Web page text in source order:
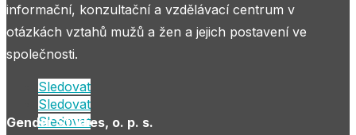
informační, konzultační a vzdělávací centrum v
otázkách vztahů mužů a žen a jejich postavení ve
společnosti.
Sledovat
Sledovat
Sledovat
Gender Studies, o. p. s.